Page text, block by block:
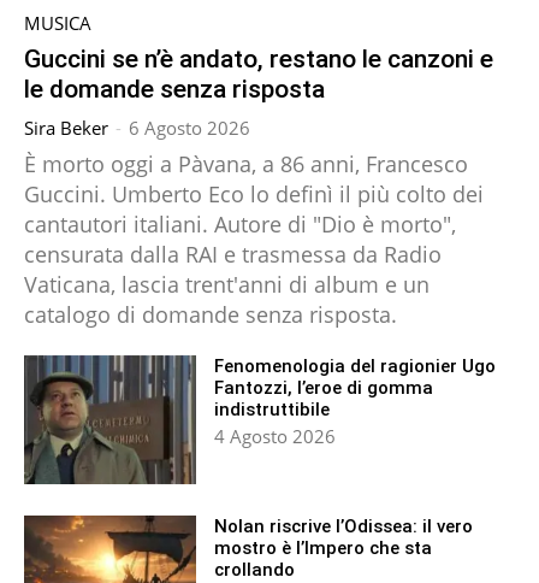
MUSICA
Guccini se n’è andato, restano le canzoni e
le domande senza risposta
Sira Beker - 6 Agosto 2026
È morto oggi a Pàvana, a 86 anni, Francesco
Guccini. Umberto Eco lo definì il più colto dei
cantautori italiani. Autore di "Dio è morto",
censurata dalla RAI e trasmessa da Radio
Vaticana, lascia trent'anni di album e un
catalogo di domande senza risposta.
Fenomenologia del ragionier Ugo
Fantozzi, l’eroe di gomma
indistruttibile
4 Agosto 2026
Nolan riscrive l’Odissea: il vero
mostro è l’Impero che sta
crollando